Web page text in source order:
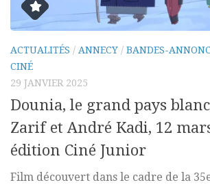
ACTUALITÉS / ANNECY / BANDES-
CINÉ
29 JANVIER 2025
Dounia, le grand pays
Zarif et André Kadi, 12
édition Ciné Junior
Film découvert dans le cadre de la